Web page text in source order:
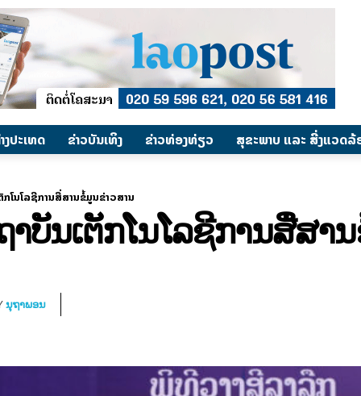
ງປະເທດ ​ຂ່າວບັນເທິງ ​ຂ່າວທ່ອງທ່ຽວ ສຸຂະພາບ ແລະ ສີ່ງແວດລ້
ກໂນໂລຊີການສື່ສານຂໍ້ມູນຂ່າວສານ
າບັນເຕັກໂນໂລຊີການສື່ສາ
ນຸຖາພອນ